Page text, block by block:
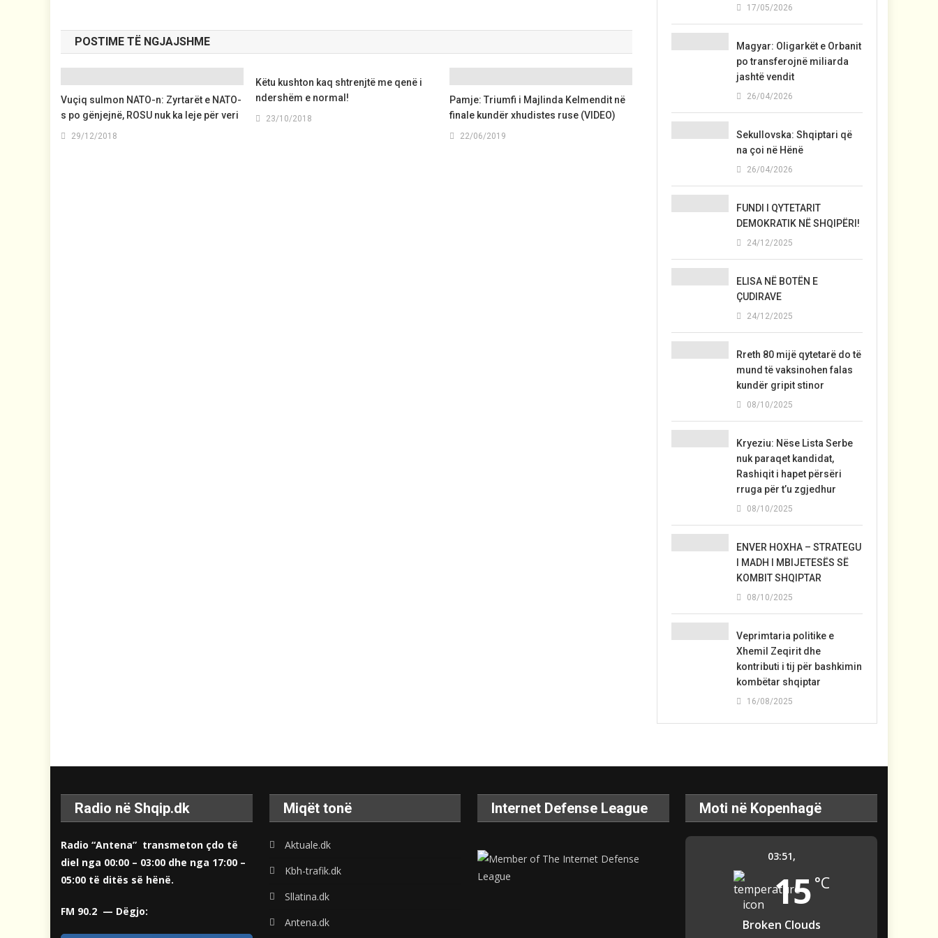
POSTIME TË NGJAJSHME
Vuçiq sulmon NATO-n: Zyrtarët e NATO-
s po gënjejnë, ROSU nuk ka leje për veri
29/12/2018
Këtu kushton kaq shtrenjtë me qenë i
ndershëm e normal!
23/10/2018
Pamje: Triumfi i Majlinda Kelmendit në
finale kundër xhudistes ruse (VIDEO)
22/06/2019
17/05/2026
Magyar: Oligarkët e Orbanit
po transferojnë miliarda
jashtë vendit
26/04/2026
Sekullovska: Shqiptari që
na çoi në Hënë
26/04/2026
FUNDI I QYTETARIT
DEMOKRATIK NË SHQIPËRI!
24/12/2025
ELISA NË BOTËN E
ÇUDIRAVE
24/12/2025
Rreth 80 mijë qytetarë do të
mund të vaksinohen falas
kundër gripit stinor
08/10/2025
Kryeziu: Nëse Lista Serbe
nuk paraqet kandidat,
Rashiqit i hapet përsëri
rruga për t’u zgjedhur
08/10/2025
ENVER HOXHA – STRATEGU
I MADH I MBIJETESËS SË
KOMBIT SHQIPTAR
08/10/2025
Veprimtaria politike e
Xhemil Zeqirit dhe
kontributi i tij për bashkimin
kombëtar shqiptar
16/08/2025
Radio në Shqip.dk
Radio “Antena” transmeton çdo të
diel nga 00:00 – 03:00 dhe nga 17:00 –
05:00 të ditës së hënë.
FM 90.2 — Dëgjo:
Miqët tonë
Aktuale.dk
Kbh-trafik.dk
Sllatina.dk
Antena.dk
Internet Defense League Moti në Kopenhagë
03:51,
15 °C
Broken Clouds